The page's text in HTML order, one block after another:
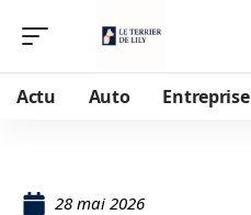
Actu Auto Entreprise
28 mai 2026